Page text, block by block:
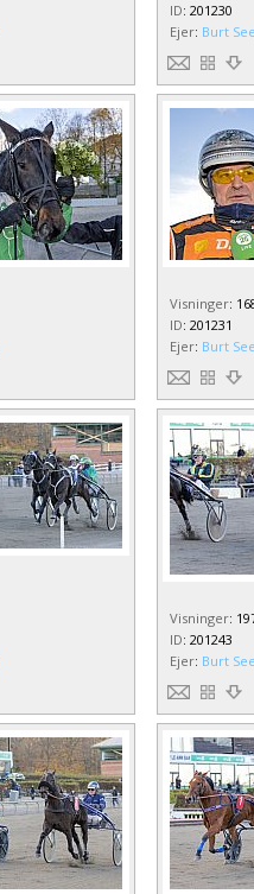
ID: 201230
Ejer: Burt
Visninger:
ID: 201231
Ejer: Burt
Visninger:
ID: 201243
Ejer: Burt